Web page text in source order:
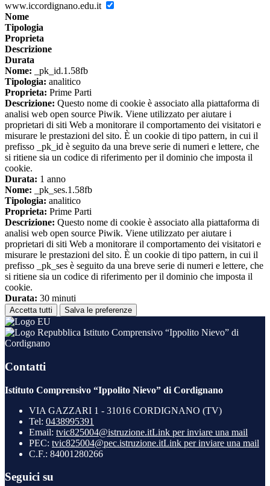
www.iccordignano.edu.it
Nome
Tipologia
Proprieta
Descrizione
Durata
Nome: _pk_id.1.58fb
Tipologia: analitico
Proprieta: Prime Parti
Descrizione: Questo nome di cookie è associato alla piattaforma di
analisi web open source Piwik. Viene utilizzato per aiutare i
proprietari di siti Web a monitorare il comportamento dei visitatori e
misurare le prestazioni del sito. È un cookie di tipo pattern, in cui il
prefisso _pk_id è seguito da una breve serie di numeri e lettere, che
si ritiene sia un codice di riferimento per il dominio che imposta il
cookie.
Durata: 1 anno
Nome: _pk_ses.1.58fb
Tipologia: analitico
Proprieta: Prime Parti
Descrizione: Questo nome di cookie è associato alla piattaforma di
analisi web open source Piwik. Viene utilizzato per aiutare i
proprietari di siti Web a monitorare il comportamento dei visitatori e
misurare le prestazioni del sito. È un cookie di tipo pattern, in cui il
prefisso _pk_ses è seguito da una breve serie di numeri e lettere, che
si ritiene sia un codice di riferimento per il dominio che imposta il
cookie.
Durata: 30 minuti
Accetta tutti Salva le preferenze
Istituto Comprensivo “Ippolito Nievo” di
Cordignano
Contatti
Istituto Comprensivo “Ippolito Nievo” di Cordignano
VIA GAZZARI 1 - 31016 CORDIGNANO (TV)
Tel: 0438995391
Email: tvic825004@istruzione.itLink per inviare una mail
PEC: tvic825004@pec.istruzione.itLink per inviare una mail
C.F.: 84001280266
Seguici su